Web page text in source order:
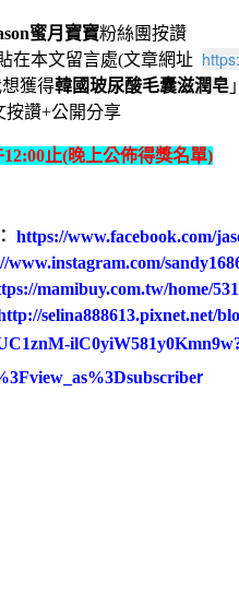
蜜月寶寶粉絲團按讚
在本文留言處(文章網址
獲得韓國玻尿酸毛囊滋潤皂」
按讚+公開分享
止(晚上公佈得獎名單)
https://www.facebook.com/
www.instagram.com/
mamibuy.com.tw/home/
selina888613.pixnet.net/
r